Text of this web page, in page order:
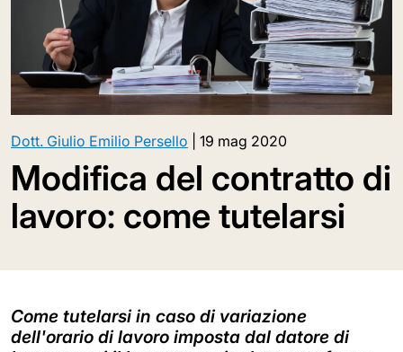
Dott. Giulio Emilio Persello 19 mag 2020
Modifica del contratto di
lavoro: come tutelarsi
Come tutelarsi in caso di variazione
dell'orario di lavoro imposta dal datore di